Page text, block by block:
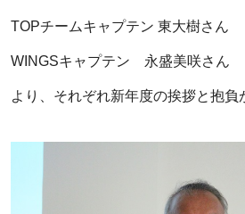
TOPチームキャプテン 東大樹さん
WINGSキャプテン 永盛美咲さん
より、それぞれ新年度の挨拶と抱負